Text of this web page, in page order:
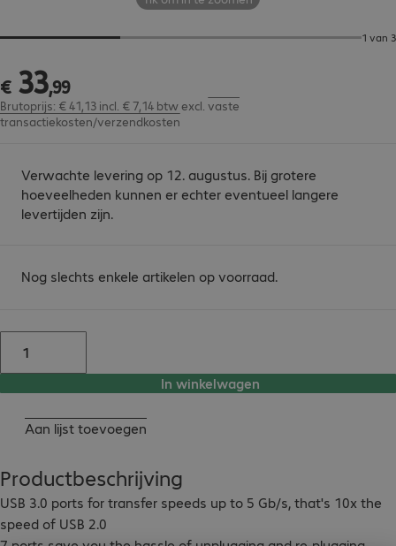
1 van 3
€ 33,99
€ 33,99
Brutoprijs: € 41,13 incl. € 7,14 btw excl. vaste
transactiekosten/verzendkosten
Verwachte levering op 12. augustus. Bij grotere
hoeveelheden kunnen er echter eventueel langere
levertijden zijn.
Nog slechts enkele artikelen op voorraad.
In winkelwagen
Aan lijst toevoegen
Productbeschrijving
USB 3.0 ports for transfer speeds up to 5 Gb/s, that's 10x the
speed of USB 2.0